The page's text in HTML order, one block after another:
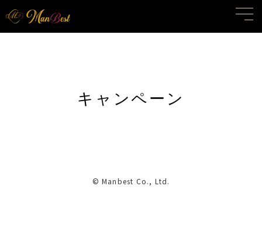
キャンペーン
© Manbest Co., Ltd.